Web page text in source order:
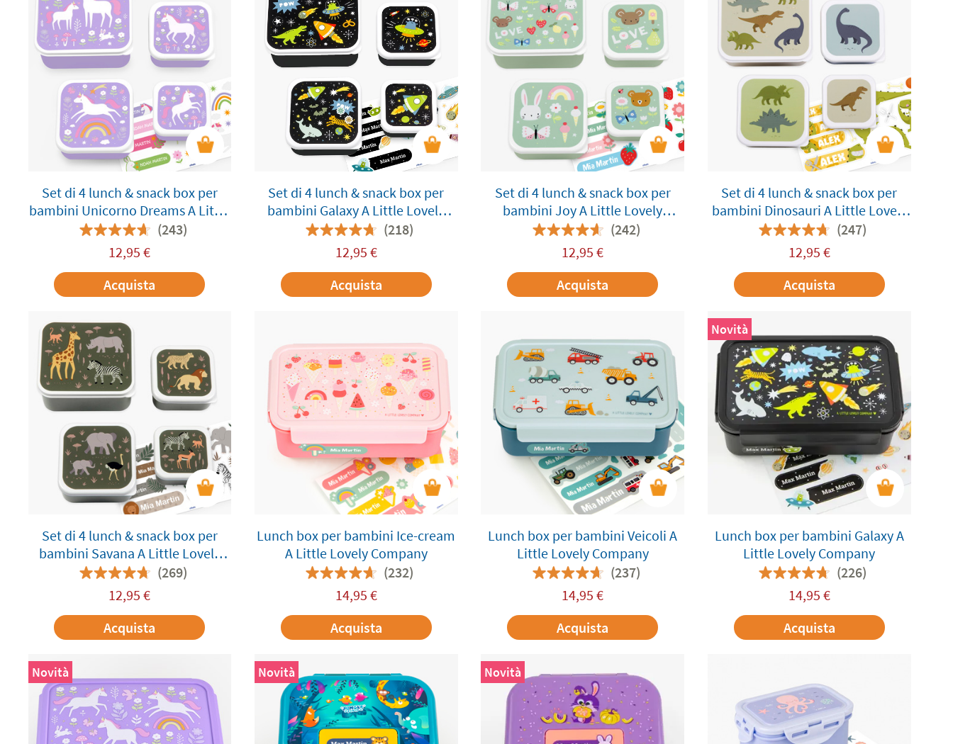
Set di 4 lunch & snack box per
bambini Unicorno Dreams A Little
Lovely Company personalizzabile
(243)
12,95 €
Acquista
Set di 4 lunch & snack box per
bambini Galaxy A Little Lovely
Company personalizzabile
(218)
12,95 €
Acquista
Set di 4 lunch & snack box per
bambini Joy A Little Lovely
Company personalizzabile
(242)
12,95 €
Acquista
Set di 4 lunch & snack box per
bambini Dinosauri A Little Lovely
Company personalizzabile
(247)
12,95 €
Acquista
Set di 4 lunch & snack box per
bambini Savana A Little Lovely
Company personalizzabile
(269)
12,95 €
Acquista
Lunch box per bambini Ice-cream
A Little Lovely Company
(232)
14,95 €
Acquista
Lunch box per bambini Veicoli A
Little Lovely Company
(237)
14,95 €
Acquista
Novità
Lunch box per bambini Galaxy A
Little Lovely Company
(226)
14,95 €
Acquista
Novità Novità Novità